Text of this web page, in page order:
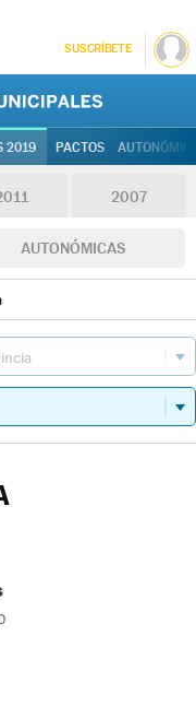
SUSCRÍBETE
2019 PACTOS
2007
AUTONÓMICAS